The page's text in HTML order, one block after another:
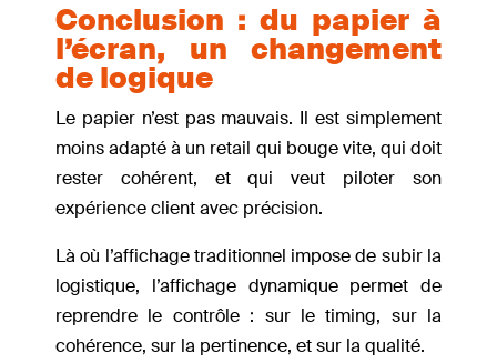
Conclusion : du papier à
l’écran, un changement
de logique
Le papier n’est pas mauvais. Il est simplement
moins adapté à un retail qui bouge vite, qui doit
rester cohérent, et qui veut piloter son
expérience client avec précision.
Là où l’affichage traditionnel impose de subir la
logistique, l’affichage dynamique permet de
reprendre le contrôle : sur le timing, sur la
cohérence, sur la pertinence, et sur la qualité.